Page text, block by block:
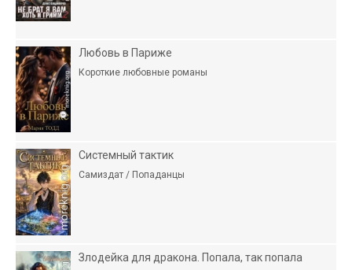
Любовь в Париже
Короткие любовные романы
Системный тактик
Самиздат / Попаданцы
Злодейка для дракона. Попала, так попала